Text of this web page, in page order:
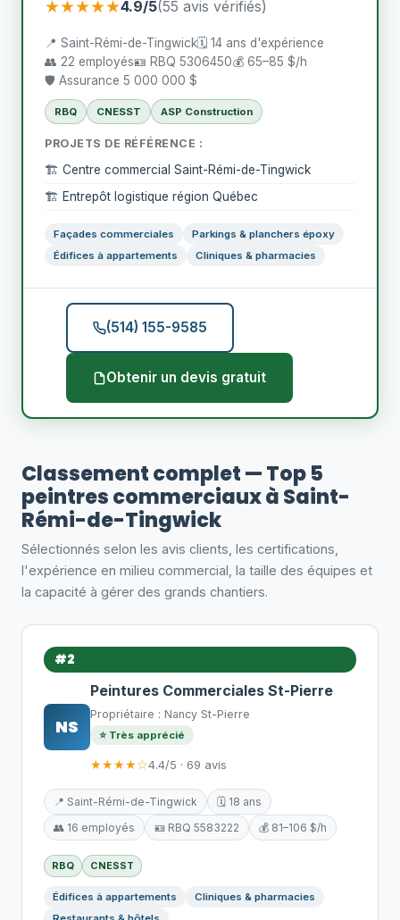
★★★★★4.9/5(55 avis vérifiés)
📍 Saint-Rémi-de-Tingwick🗓️ 14 ans d'expérience
👥 22 employés🪪 RBQ 5306450💰 65–85 $/h
🛡️ Assurance 5 000 000 $
RBQ CNESST ASP Construction
PROJETS DE RÉFÉRENCE :
🏗️ Centre commercial Saint-Rémi-de-Tingwick
🏗️ Entrepôt logistique région Québec
Façades commerciales
Parkings & planchers époxy
Édifices à appartements
Cliniques & pharmacies
(514) 155-9585
Obtenir un devis gratuit
Classement complet — Top 5
peintres commerciaux à Saint-
Rémi-de-Tingwick
Sélectionnés selon les avis clients, les certifications,
l'expérience en milieu commercial, la taille des équipes et
la capacité à gérer des grands chantiers.
#2
NS
Peintures Commerciales St-Pierre
Propriétaire : Nancy St-Pierre
⭐ Très apprécié
★★★★☆4.4/5 · 69 avis
📍 Saint-Rémi-de-Tingwick
🗓️ 18 ans
👥 16 employés
🪪 RBQ 5583222 💰 81–106 $/h
RBQ CNESST
Édifices à appartements
Cliniques & pharmacies